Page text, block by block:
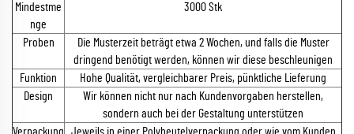
Mindestme
nge
3000 Stk
Proben
Die Musterzeit beträgt etwa 2 Wochen, und falls die Muster
dringend benötigt werden, können wir diese beschleunigen
Funktion
Hohe Qualität, vergleichbarer Preis, pünktliche Lieferung
Design
Wir können nicht nur nach Kundenvorgaben herstellen,
sondern auch bei der Gestaltung unterstützen